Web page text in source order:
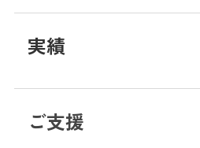
実績
ご支援